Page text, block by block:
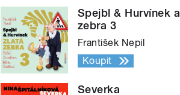
Spejbl & Hurvínek
zebra 3
František Nepil
Koupit
Severka